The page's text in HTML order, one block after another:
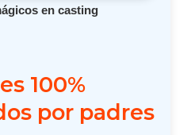
en casting
100%
por padres